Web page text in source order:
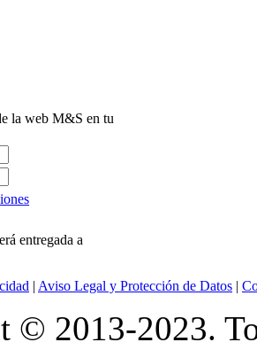
la web M&S en tu
entregada a
| Aviso Legal y Protección de Datos |
© 2013-2023.